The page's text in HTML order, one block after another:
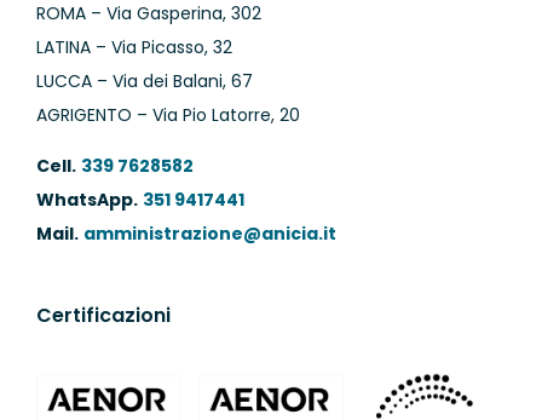
ROMA – Via Gasperina, 302
LATINA – Via Picasso, 32
LUCCA – Via dei Balani, 67
AGRIGENTO – Via Pio Latorre, 20
Cell. 339 7628582
WhatsApp. 351 9417441
Mail. amministrazione@anicia.it
Certificazioni